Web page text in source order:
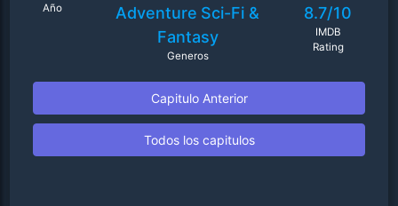
Año
Adventure Sci-Fi &
Fantasy
Generos
8.7/10
IMDB
Rating
Capitulo Anterior
Todos los capitulos